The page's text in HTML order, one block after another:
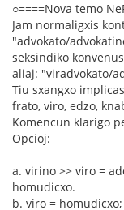
○====Nova temo
Jam normaligxis
"advokato/
seksindiko
aliaj: "viradvokato/
Tiu sxangxo
frato, viro, edzo,
Komencun klarigo
Opcioj:
a. virino >> viro =
homudicxo.
b. viro =